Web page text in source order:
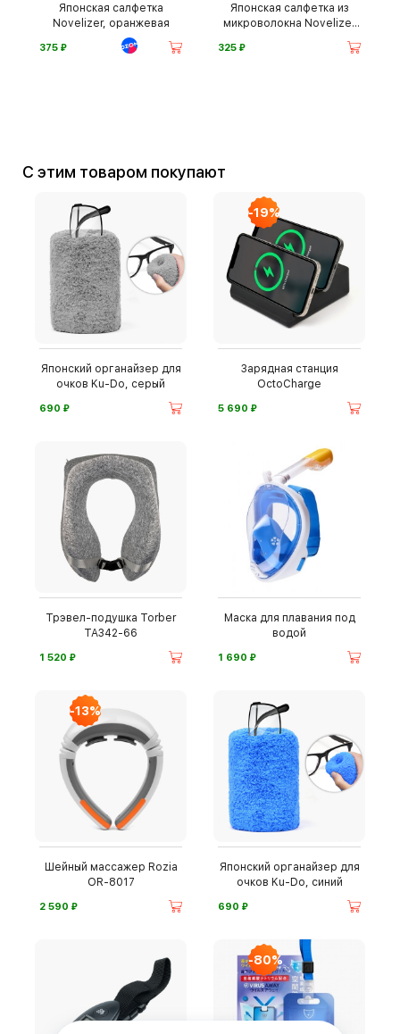
Японская салфетка
Novelizer, оранжевая
375 ⃏
Японская салфетка из
микроволокна Novelizer
325 ⃏
С этим товаром покупают
Японский органайзер для
очков Ku-Do, серый
690 ⃏
-19%
Зарядная станция
OctoCharge
5 690 ⃏
Трэвел-подушка Torber
TA342-66
1 520 ⃏
Маска для плавания под
водой
1 690 ⃏
-13%
Шейный массажер Rozia
OR-8017
2 590 ⃏
Японский органайзер для
очков Ku-Do, синий
690 ⃏
-80%